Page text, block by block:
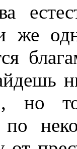
же
но